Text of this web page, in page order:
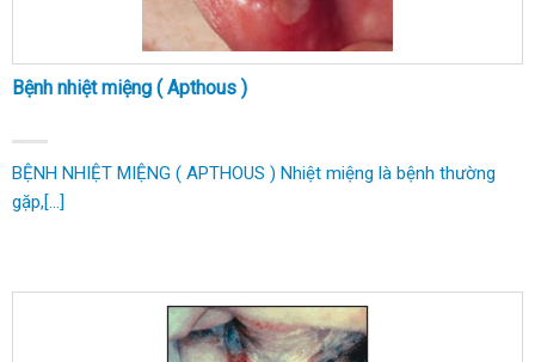
Bệnh nhiệt miệng ( Apthous )
BỆNH NHIỆT MIỆNG ( APTHOUS ) Nhiệt miệng là bệnh thường
gặp,[...]